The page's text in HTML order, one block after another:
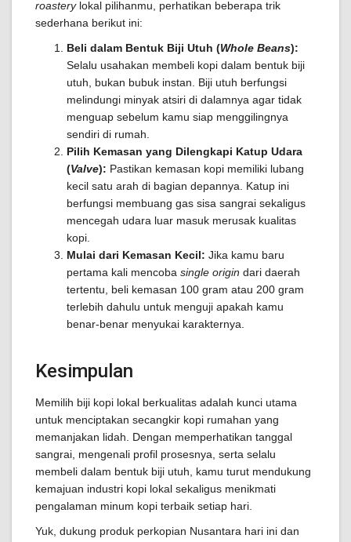
roasterylokal pilihanmu, perhatikan beberapa trik
sederhana berikut ini:
Beli dalam Bentuk Biji Utuh (Whole Beans):
Selalu usahakan membeli kopi dalam bentuk biji
utuh, bukan bubuk instan. Biji utuh berfungsi
melindungi minyak atsiri di dalamnya agar tidak
menguap sebelum kamu siap menggilingnya
sendiri di rumah.
Pilih Kemasan yang Dilengkapi Katup Udara
(Valve): Pastikan kemasan kopi memiliki lubang
kecil satu arah di bagian depannya. Katup ini
berfungsi membuang gas sisa sangrai sekaligus
mencegah udara luar masuk merusak kualitas
kopi.
Mulai dari Kemasan Kecil: Jika kamu baru
pertama kali mencoba single origin dari daerah
tertentu, beli kemasan 100 gram atau 200 gram
terlebih dahulu untuk menguji apakah kamu
benar-benar menyukai karakternya.
Kesimpulan
Memilih biji kopi lokal berkualitas adalah kunci utama
untuk menciptakan secangkir kopi rumahan yang
memanjakan lidah. Dengan memperhatikan tanggal
sangrai, mengenali profil prosesnya, serta selalu
membeli dalam bentuk biji utuh, kamu turut mendukung
kemajuan industri kopi lokal sekaligus menikmati
pengalaman minum kopi terbaik setiap hari.
Yuk, dukung produk perkopian Nusantara hari ini dan